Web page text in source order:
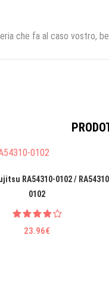
che fa al caso vostro,
RA54310-0102 /
0102
23.96€